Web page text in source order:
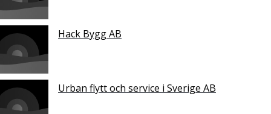
Hack Bygg AB
Urban flytt och service i Sverige AB